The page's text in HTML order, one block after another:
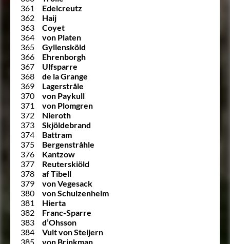
361
Edelcreutz
362
Haij
363
Coyet
364
von Platen
365
Gyllensköld
366
Ehrenborgh
367
Ulfsparre
368
de la Grange
369
Lagerstråle
370
von Paykull
371
von Plomgren
372
Nieroth
373
Skjöldebrand
374
Battram
375
Bergenstråhle
376
Kantzow
377
Reuterskiöld
378
af Tibell
379
von Vegesack
380
von Schulzenheim
381
Hierta
382
Franc-Sparre
383
d’Ohsson
384
Vult von Steijern
385
von Brinkman